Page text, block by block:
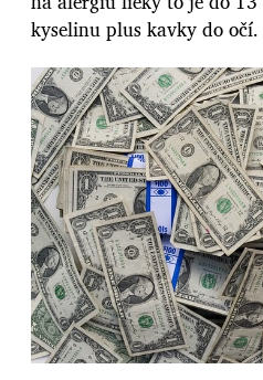
kyselinu plus kavky do očí.